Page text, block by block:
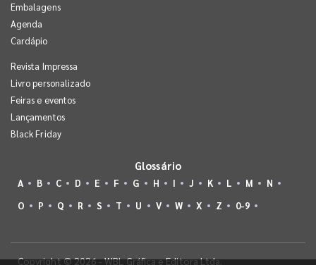
Embalagens
Agenda
Cardápio
Revista Impressa
Livro personalizado
Feiras e eventos
Lançamentos
Black Friday
Glossário
A B C D E F G H I J K L M
N
O
P Q R S T U V W X Z 0-9
Copyright © 2026 - WBL Gráfica e Editora Ltda.